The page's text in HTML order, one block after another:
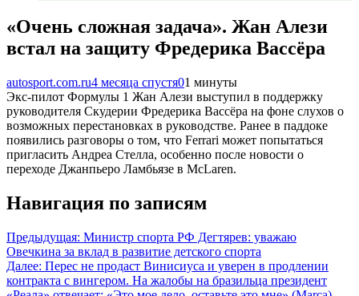
«Очень сложная задача». Жан Алези
встал на защиту Фредерика Вассёра
autosport.com.ru4 месяца спустя01 минуты
Экс-пилот Формулы 1 Жан Алези выступил в поддержку
руководителя Скудерии Фредерика Вассёра на фоне слухов о
возможных перестановках в руководстве. Ранее в паддоке
появились разговоры о том, что Ferrari может попытаться
пригласить Андреа Стелла, особенно после новости о
переходе Джанпьеро Ламбьязе в McLaren.
Навигация по записям
Предыдущая: Министр спорта РФ Дегтярев: уважаю
Овечкина за вклад в развитие детского спорта
Далее: Перес не продаст Винисиуса и уверен в продлении
контракта с вингером. На жалобы на бразильца президент